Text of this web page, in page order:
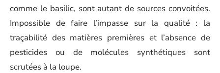
comme le basilic, sont autant de sources convoitées.
Impossible de faire l’impasse sur la qualité : la
traçabilité des matières premières et l’absence de
pesticides ou de molécules synthétiques sont
scrutées à la loupe.